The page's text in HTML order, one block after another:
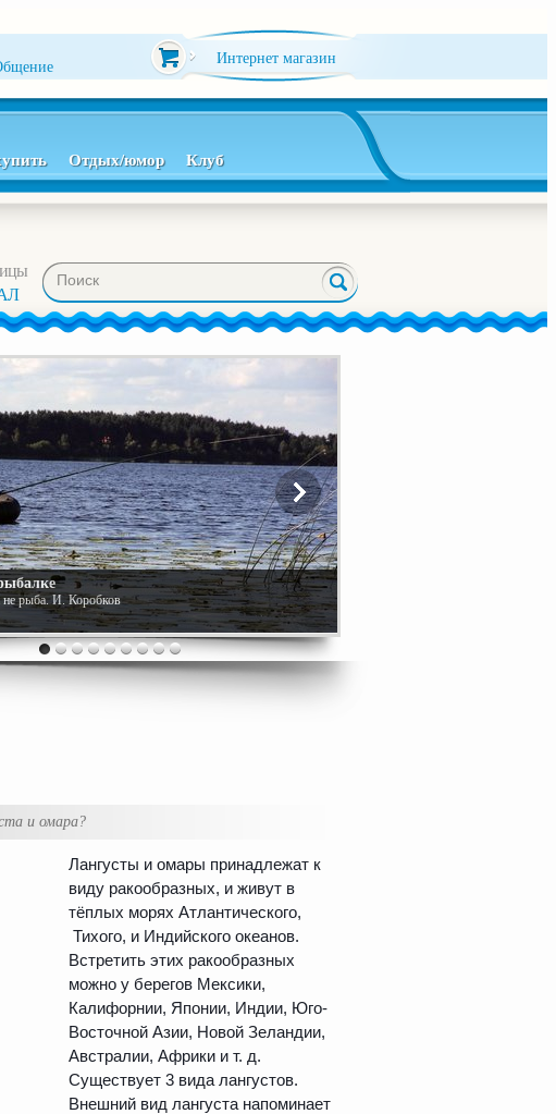
Интернет магазин
Отдых/юмор Клуб
не рыба. И. Коробков
и омара?
Лангусты и омары принадлежат к
виду ракообразных, и живут в
тёплых морях Атлантического,
Тихого, и Индийского океанов.
Встретить этих ракообразных
можно у берегов Мексики,
Калифорнии, Японии, Индии, Юго-
Восточной Азии, Новой Зеландии,
Австралии, Африки и т. д.
Существует 3 вида лангустов.
Внешний вид лангуста напоминает